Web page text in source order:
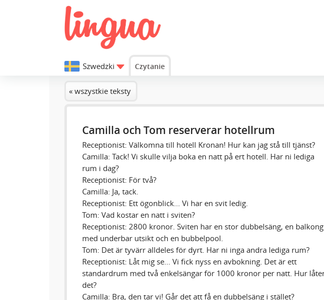
Szwedzki Czytanie
« wszystkie teksty
Camilla och Tom reserverar hotellrum
Receptionist: Välkomna till hotell Kronan! Hur kan jag stå till tjänst?
Camilla: Tack! Vi skulle vilja boka en natt på ert hotell. Har ni lediga
rum i dag?
Receptionist: För två?
Camilla: Ja, tack.
Receptionist: Ett ögonblick... Vi har en svit ledig.
Tom: Vad kostar en natt i sviten?
Receptionist: 2800 kronor. Sviten har en stor dubbelsäng, en balkong
med underbar utsikt och en bubbelpool.
Tom: Det är tyvärr alldeles för dyrt. Har ni inga andra lediga rum?
Receptionist: Låt mig se... Vi fick nyss en avbokning. Det är ett
standardrum med två enkelsängar för 1000 kronor per natt. Hur
det?
Camilla: Bra, den tar vi! Går det att få en dubbelsäng i stället?